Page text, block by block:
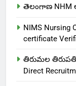
తెలంగాణ NHM
NIMS Nursing
certificate
తిరుమల తిరుపతి
Direct